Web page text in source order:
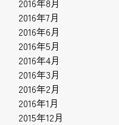
2016年7月
2016年6月
2016年5月
2016年4月
2016年3月
2016年2月
2016年1月
2015年12月